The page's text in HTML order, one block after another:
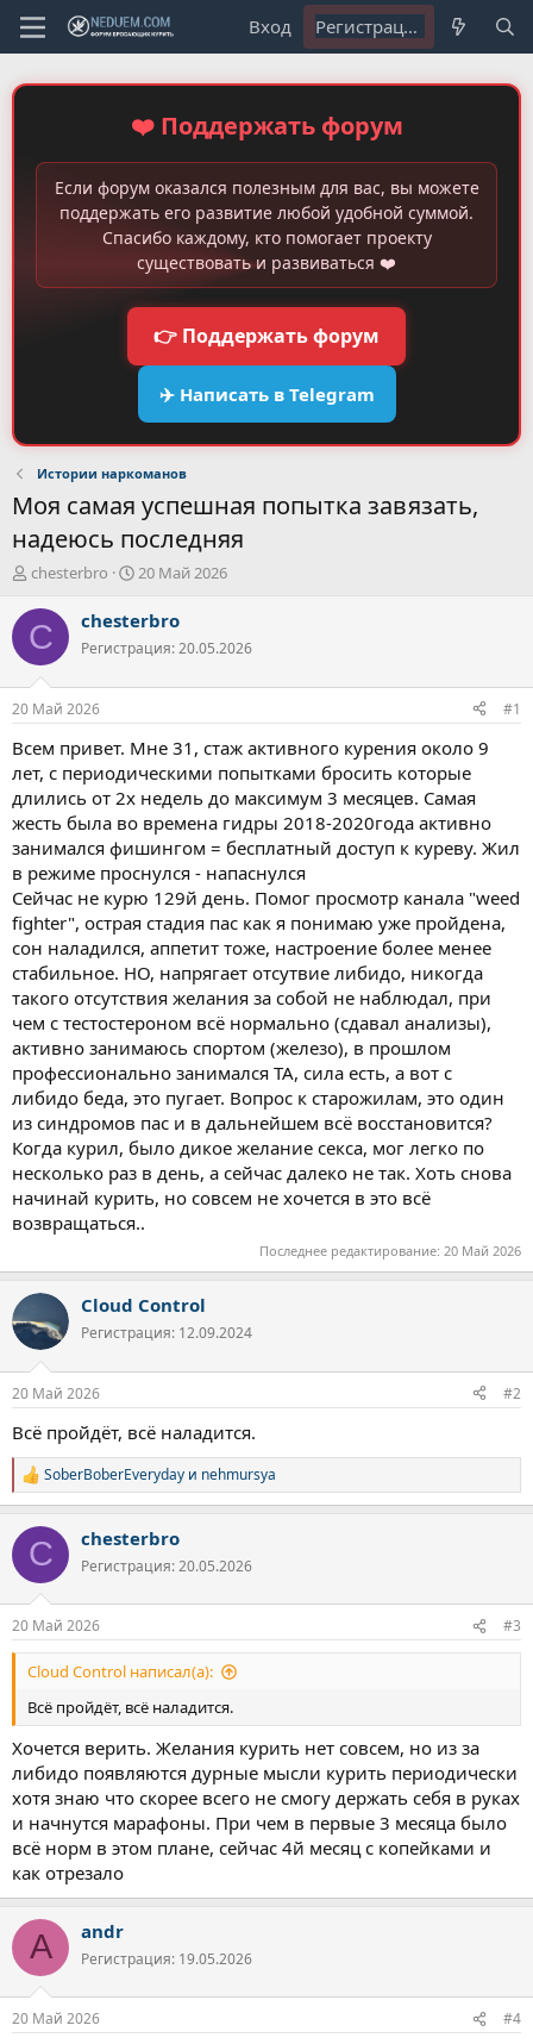
Вход Регистрация
❤️ Поддержать форум
Если форум оказался полезным для вас, вы можете
поддержать его развитие любой удобной суммой.
Спасибо каждому, кто помогает проекту
существовать и развиваться ❤️
👉 Поддержать форум
✈️ Написать в Telegram
Истории наркоманов
Моя самая успешная попытка завязать,
надеюсь последняя
А
т
о
т
е
м
ы
chesterbro
Д
т
н
а
л
20 Май 2026
C chesterbro
Регистрация: 20.05.2026
20 Май 2026 #1
Всем привет. Мне 31, стаж активного курения около 9
лет, с периодическими попытками бросить которые
длились от 2х недель до максимум 3 месяцев. Самая
жесть была во времена гидры 2018-2020года активно
занимался фишингом = бесплатный доступ к куреву. Жил
в режиме проснулся - напаснулся
Сейчас не курю 129й день. Помог просмотр канала "weed
fighter", острая стадия пас как я понимаю уже пройдена,
сон наладился, аппетит тоже, настроение более менее
стабильное. НО, напрягает отсутвие либидо, никогда
такого отсутствия желания за собой не наблюдал, при
чем с тестостероном всё нормально (сдавал анализы),
активно занимаюсь спортом (железо), в прошлом
профессионально занимался ТА, сила есть, а вот с
либидо беда, это пугает. Вопрос к старожилам, это один
из синдромов пас и в дальнейшем всё восстановится?
Когда курил, было дикое желание секса, мог легко по
несколько раз в день, а сейчас далеко не так. Хоть снова
начинай курить, но совсем не хочется в это всё
возвращаться..
Последнее редактирование: 20 Май 2026
Cloud Control
Регистрация: 12.09.2024
20 Май 2026 #2
Всё пройдёт, всё наладится.
Р
е
к
и
SoberBoberEveryday и nehmursya
C chesterbro
Регистрация: 20.05.2026
20 Май 2026 #3
Cloud Control написал(а):
Всё пройдёт, всё наладится.
Хочется верить. Желания курить нет совсем, но из за
либидо появляются дурные мысли курить периодически
хотя знаю что скорее всего не смогу держать себя в руках
и начнутся марафоны. При чем в первые 3 месяца было
всё норм в этом плане, сейчас 4й месяц с копейками и
как отрезало
A andr
Регистрация: 19.05.2026
20 Май 2026 #4